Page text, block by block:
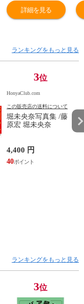
詳細を見る
ランキングをもっと見る
3位
HonyaClub.com
この販売店の送料について
堀未央奈写真集 /藤
原宏 堀未央奈
4,400 円
40
ランキングをもっと見る
3位